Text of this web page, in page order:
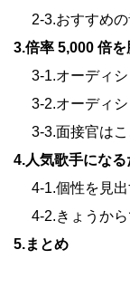
2-3.おすすめ
3.倍率 5,000 倍
3-1.オーディ
3-2.オーディ
3-3.面接官は
4.人気歌手にな
4-1.個性を見
4-2.きょうか
5.まとめ